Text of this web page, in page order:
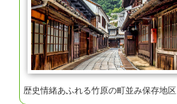
歴史情緒あふれる竹原の町並み保存地区